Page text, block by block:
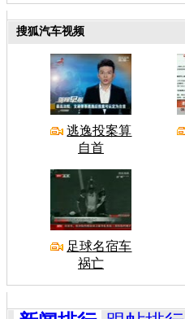
搜狐汽车视频
逃逸投案算
自首
足球名宿车
祸亡